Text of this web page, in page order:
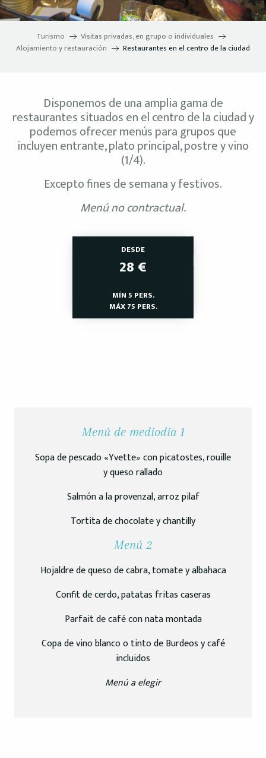
Turismo
Visitas privadas, en grupo o individuales
Alojamiento y restauración
Restaurantes en el centro de la ciudad
Disponemos de una amplia gama de
restaurantes situados en el centro de la ciudad y
podemos ofrecer menús para grupos que
incluyen entrante, plato principal, postre y vino
(1/4).
Excepto fines de semana y festivos.
Menú no contractual.
DESDE
28 €
MÍN 5 PERS.
MÁX 75 PERS.
Menú de mediodía 1
Sopa de pescado «Yvette» con picatostes, rouille
y queso rallado
Salmón a la provenzal, arroz pilaf
Tortita de chocolate y chantilly
Menú 2
Hojaldre de queso de cabra, tomate y albahaca
Confit de cerdo, patatas fritas caseras
Parfait de café con nata montada
Copa de vino blanco o tinto de Burdeos y café
incluidos
Menú a elegir